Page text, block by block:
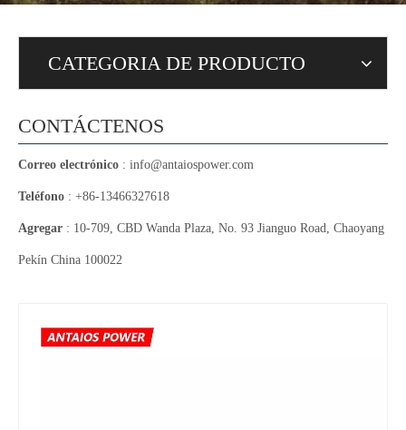
CATEGORIA DE PRODUCTO
CONTÁCTENOS
Correo electrónico : info@antaiospower.com
Teléfono : +86-13466327618
Agregar : 10-709, CBD Wanda Plaza, No. 93 Jianguo Road, Chaoyang
Pekín China 100022